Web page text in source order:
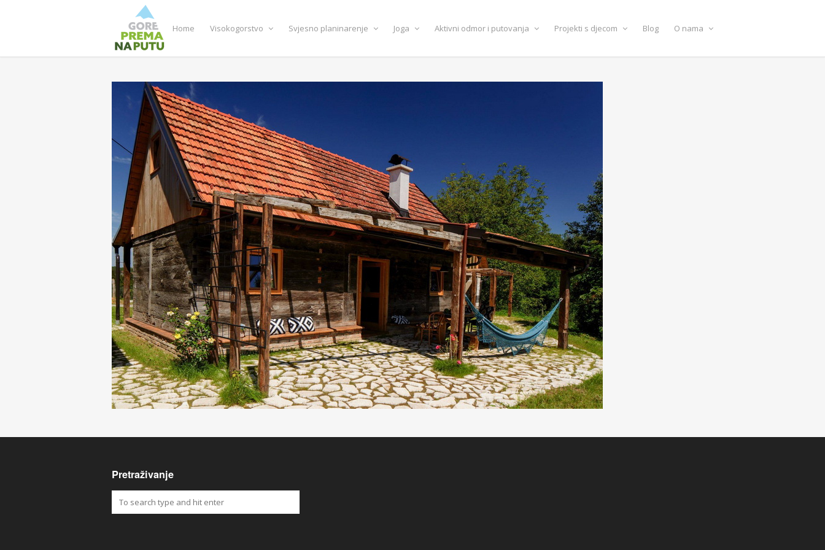
Home Visokogorstvo Svjesno planinarenje Joga Aktivni odmor i putovanja Projekti s djecom Blog O nama
Pretraživanje